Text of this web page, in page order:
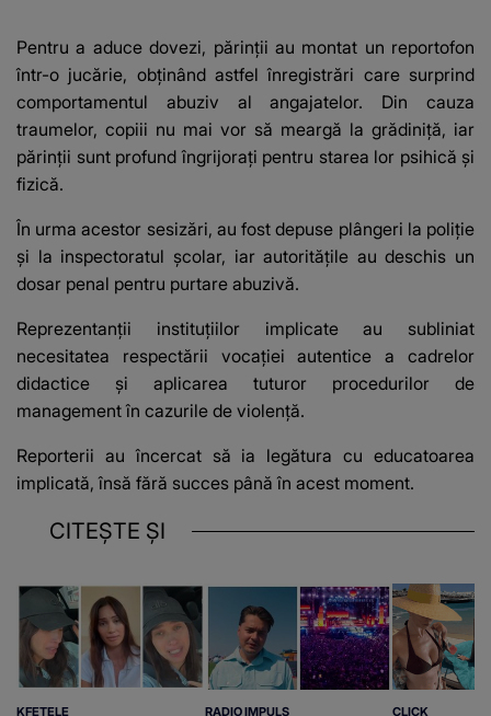
fanilor
Pentru a aduce dovezi, părinții au montat un reportofon
într-o jucărie, obținând astfel înregistrări care surprind
comportamentul abuziv al angajatelor. Din cauza
traumelor, copiii nu mai vor să meargă la grădiniță, iar
părinții sunt profund îngrijorați pentru starea lor psihică și
fizică.
În urma acestor sesizări, au fost depuse plângeri la poliție
și la inspectoratul școlar, iar autoritățile au deschis un
dosar penal pentru purtare abuzivă.
Reprezentanții instituțiilor implicate au subliniat
necesitatea respectării vocației autentice a cadrelor
didactice și aplicarea tuturor procedurilor de
management în cazurile de violență.
Reporterii au încercat să ia legătura cu educatoarea
implicată, însă fără succes până în acest moment.
CITEȘTE ȘI
KFETELE RADIO IMPULS CLICK